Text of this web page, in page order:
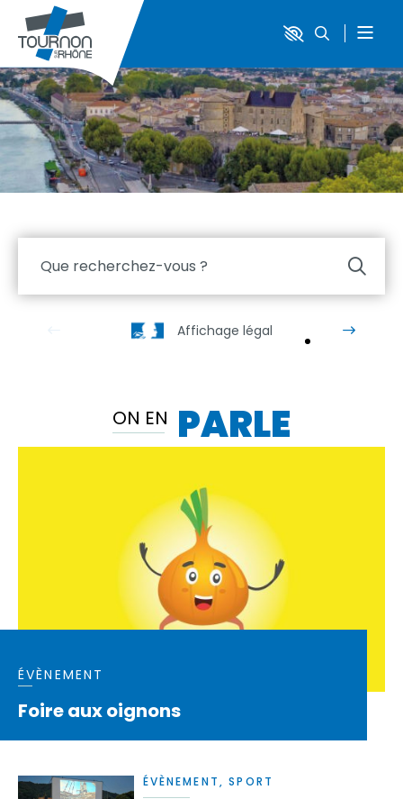
Que recherchez-vous ?
Affichage légal
ON EN PARLE
ÉVÈNEMENT
Foire aux oignons
ÉVÈNEMENT, SPORT